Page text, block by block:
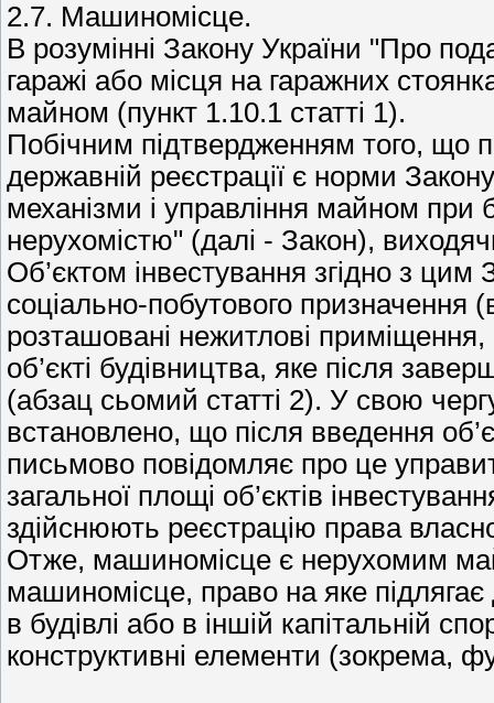
2.7. Машиномісце.
В розумінні Закону України "Про
гаражі або місця на гаражних
майном (пункт 1.10.1 статті 1).
Побічним підтвердженням того, що
державній реєстрації є норми
механізми і управління майном при
нерухомістю" (далі - Закон),
Об’єктом інвестування згідно з
соціально-побутового призначення
розташовані нежитлові
об’єкті будівництва, яке після
(абзац сьомий статті 2). У свою
встановлено, що після введення
письмово повідомляє про це
загальної площі об’єктів
здійснюють реєстрацію права
Отже, машиномісце є нерухомим
машиномісце, право на яке
в будівлі або в іншій капітальній
конструктивні елементи (зокрема,